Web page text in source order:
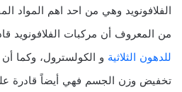
الفلافونويد وهي من احد اهم المواد
من المعروف أن مركبات الفلافونويد
للدهون الثلاثية و الكولسترول، وكما
تخفيض وزن الجسم فهي أيضاً قادرة